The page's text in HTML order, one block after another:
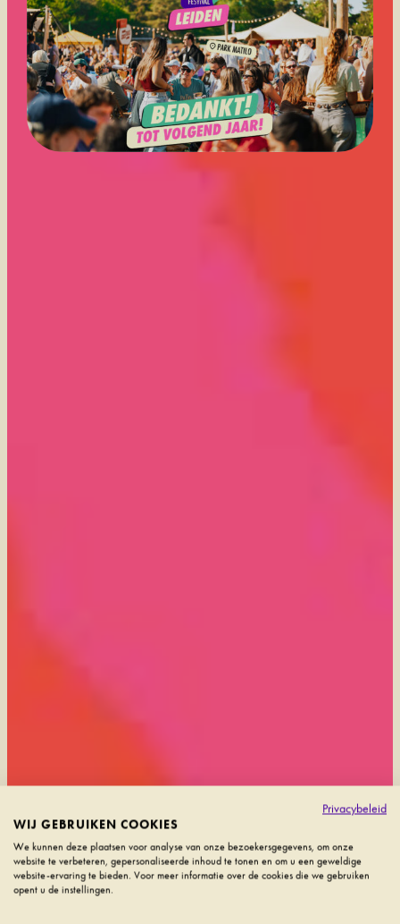
Privacybeleid
WIJ GEBRUIKEN COOKIES
We kunnen deze plaatsen voor analyse van onze bezoekersgegevens, om onze
website te verbeteren, gepersonaliseerde inhoud te tonen en om u een geweldige
website-ervaring te bieden. Voor meer informatie over de cookies die we gebruiken
opent u de instellingen.